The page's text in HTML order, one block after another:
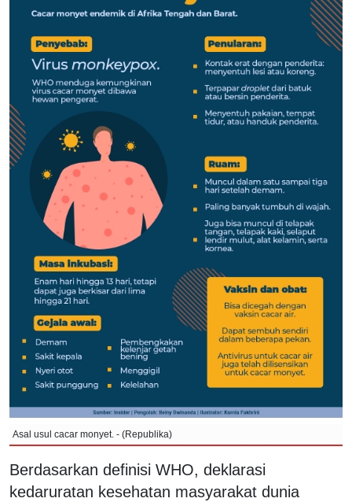
Asal usul cacar monyet. - (Republika)
Berdasarkan definisi WHO, deklarasi
kedaruratan kesehatan masyarakat dunia